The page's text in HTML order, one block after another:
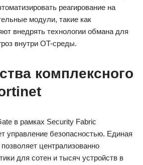
реагирование на
модули, такие как
внедрять технологии обмана для
внутри OT-среды.
комплексного
в рамках Security Fabric
управление безопасностью. Единая
централизованно
для сотен и тысяч устройств в